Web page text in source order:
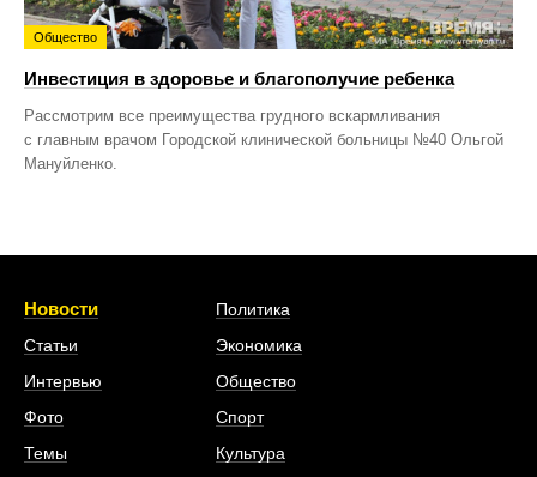
Общество
Инвестиция в здоровье и благополучие ребенка
Рассмотрим все преимущества грудного вскармливания
с главным врачом Городской клинической больницы №40 Ольгой
Мануйленко.
Новости
Статьи
Интервью
Фото
Темы
Политика
Экономика
Общество
Спорт
Культура